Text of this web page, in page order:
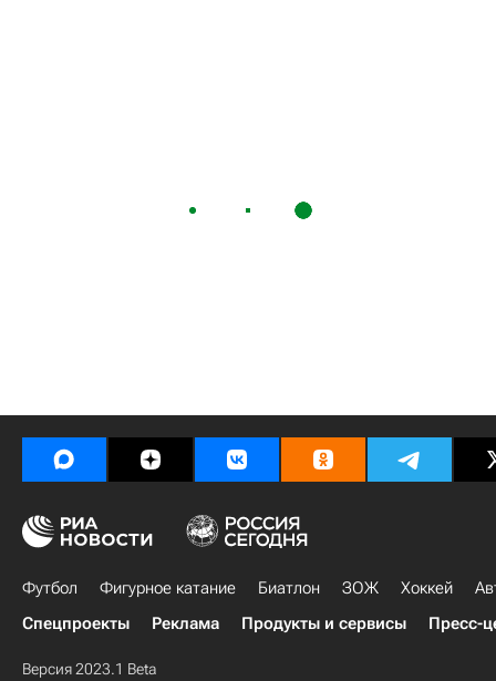
Футбол Фигурное катание Биатлон ЗОЖ Хоккей
Спецпроекты
Реклама Продукты и сервисы Пресс-
Версия 2023.1 Beta